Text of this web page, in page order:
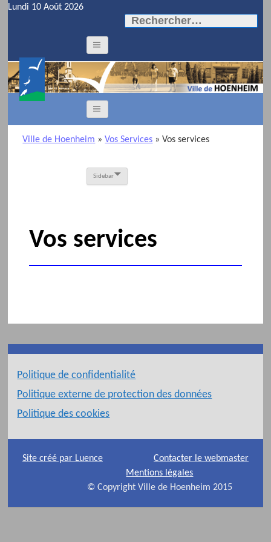
Lundi 10 Août 2026
Rechercher :
Ville de Hoenheim »Vos Services »Vos services
Sidebar
Vos services
Politique de confidentialité
Politique externe de protection des données
Politique des cookies
Site créé par Luence
Contacter le webmaster
Mentions légales
© Copyright Ville de Hoenheim 2015